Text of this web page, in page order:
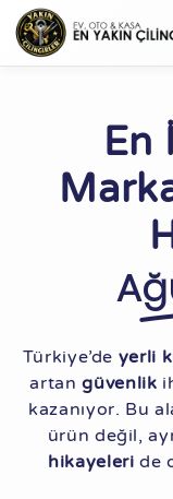
En
Türkiye’de yerli
artangüvenlik
kazanıyor. Bu
ürün değil,
hikayeleri de